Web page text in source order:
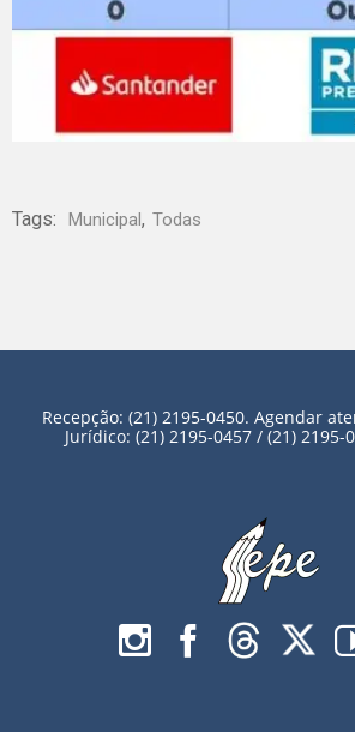
Tags: Municipal, Todas
Recepção: (21) 2195-0450. Agendar
Jurídico: (21) 2195-0457 / (21) 2195-